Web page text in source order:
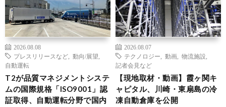
2026.08.08
プレスリリースなど
動向/展望
自動運転
T2が品質マネジメントシステ
ムの国際規格「ISO9001」認
証取得、自動運転分野で国内
2026.08.07
テクノロジー
動画 物流施設
記者会見など
【現地取材・動画】霞ヶ関キ
ャピタル、川崎・東扇島の冷
凍自動倉庫を公開